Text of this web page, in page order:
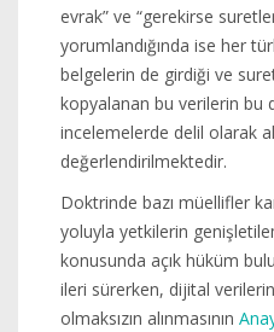
evrak” ve “gerekirse
yorumlandığında ise her
belgelerin de girdiği ve
kopyalanan bu verilerin bu
incelemelerde delil olarak
değerlendirilmektedir.
Doktrinde bazı müellifler
yoluyla yetkilerin
konusunda açık hüküm
ileri sürerken, dijital
olmaksızın alınmasının